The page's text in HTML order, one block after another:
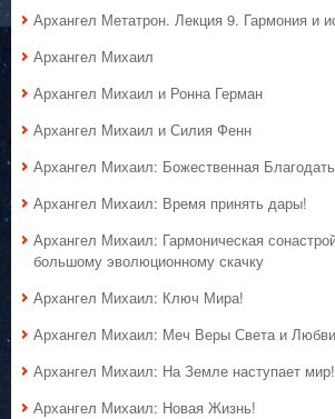
Архангел Метатрон. Лекция 9. Гармония и
Архангел Михаил
Архангел Михаил и Ронна Герман
Архангел Михаил и Силия Фенн
Архангел Михаил: Божественная Благодать
Архангел Михаил: Время принять дары!
Архангел Михаил: Гармоническая
большому эволюционному скачку
Архангел Михаил: Ключ Мира!
Архангел Михаил: Меч Веры Света и Любви
Архангел Михаил: На Земле наступает мир!
Архангел Михаил: Новая Жизнь!